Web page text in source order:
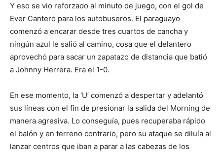
Y eso se vio reforzado al minuto de juego, con el gol de
Ever Cantero para los autobuseros. El paraguayo
comenzó a encarar desde tres cuartos de cancha y
ningún azul le salió al camino, cosa que el delantero
aprovechó para sacar un zapatazo de distancia que batió
a Johnny Herrera. Era el 1-0.
En ese momento, la ‘U’ comenzó a despertar y adelantó
sus líneas con el fin de presionar la salida del Morning de
manera agresiva. Lo conseguía, pues recuperaba rápido
el balón y en terreno contrario, pero su ataque se diluía al
lanzar centros que iban a parar a las cabezas de los